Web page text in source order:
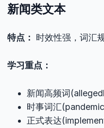
新闻类文本
特点： 时效性强，词汇
学习重点：
新闻高频词
时事词汇
正式表达